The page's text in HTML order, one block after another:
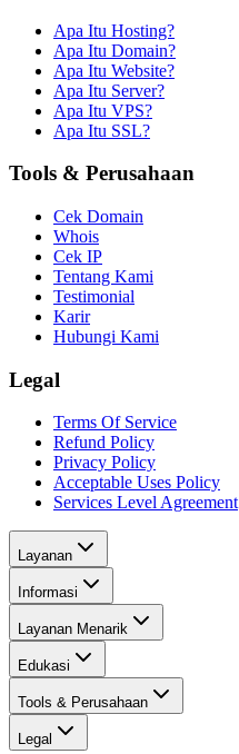
Apa Itu Hosting?
Apa Itu Domain?
Apa Itu Website?
Apa Itu Server?
Apa Itu VPS?
Apa Itu SSL?
Tools & Perusahaan
Cek Domain
Whois
Cek IP
Tentang Kami
Testimonial
Karir
Hubungi Kami
Legal
Terms Of Service
Refund Policy
Privacy Policy
Acceptable Uses Policy
Services Level Agreement
Layanan
Informasi
Layanan Menarik
Edukasi
Tools & Perusahaan
Legal